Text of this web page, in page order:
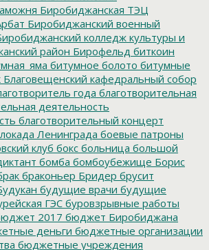
Биробиджанская ТЭЦ
Биробиджанский военный
колледж культуры и
район Бирофельд биткоин
битумное болото битумные
Благовещенский кафедральный собор
года благотворительная
деятельность
благотворительный концерт
Ленинграда боевые патроны
клуб бокс больница большой
бомба бомбоубежище Борис
браконьер Бридер брусит
будущие врачи будущие
ГЭСбуровзрывные работы
2017 бюджет Биробиджана
деньги бюджетные организации
бюджетные учреждения